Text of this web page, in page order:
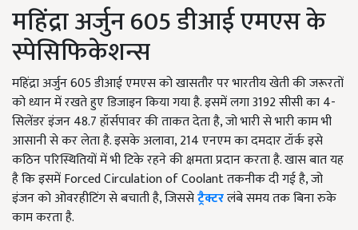
महिंद्रा अर्जुन 605 डीआई एमएस के
स्पेसिफिकेशन्स
महिंद्रा अर्जुन 605 डीआई एमएस को खासतौर पर भारतीय खेती की जरूरतों
को ध्यान में रखते हुए डिजाइन किया गया है. इसमें लगा 3192 सीसी का 4-
सिलेंडर इंजन 48.7 हॉर्सपावर की ताकत देता है, जो भारी से भारी काम भी
आसानी से कर लेता है. इसके अलावा, 214 एनएम का दमदार टॉर्क इसे
कठिन परिस्थितियों में भी टिके रहने की क्षमता प्रदान करता है. खास बात यह
है कि इसमें Forced Circulation of Coolant तकनीक दी गई है, जो
इंजन को ओवरहीटिंग से बचाती है, जिससेट्रैक्टरलंबे समय तक बिना रुके
काम करता है.